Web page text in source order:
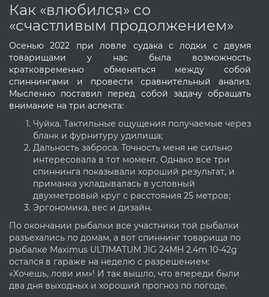
Как «влюбился» со
«счастливым продолжением»
Осенью 2022 при ловле судака с лодки с двумя
товарищами у нас была возможность
кратковременно обменяться между собой
спиннингами и провести сравнительный анализ.
Мысленно поставил перед собой задачу обращать
внимание на три аспекта:
Чуйка. Тактильные ощущения получаемые через
бланк и фурнитуру удилища;
Дальность заброса. Точность меня не сильно
интересовала в тот момент. Однако все три
спиннинга показывали хороший результат, и
приманка укладывалась в условный
двухметровый круг с расстояния 25 метров;
Эргономика, вес и дизайн.
По окончании рыбалки все участники той рыбалки
разъехались по домам, а вот спиннинг товарища по
рыбалке Maximus ULTIMATUM JIG 24MH 2.4m 10-42g
остался в гараже на неделю с разрешением:
«Хочешь, лови им»! И так вышло, что впереди были
два дня выходных и хороший прогноз по погоде.